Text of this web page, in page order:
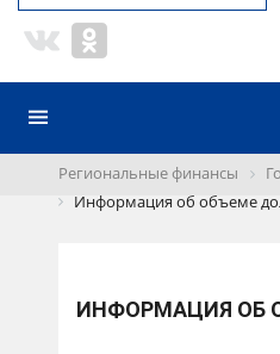
Региональные финансы
Информация об объеме
ИНФОРМАЦИЯ ОБ